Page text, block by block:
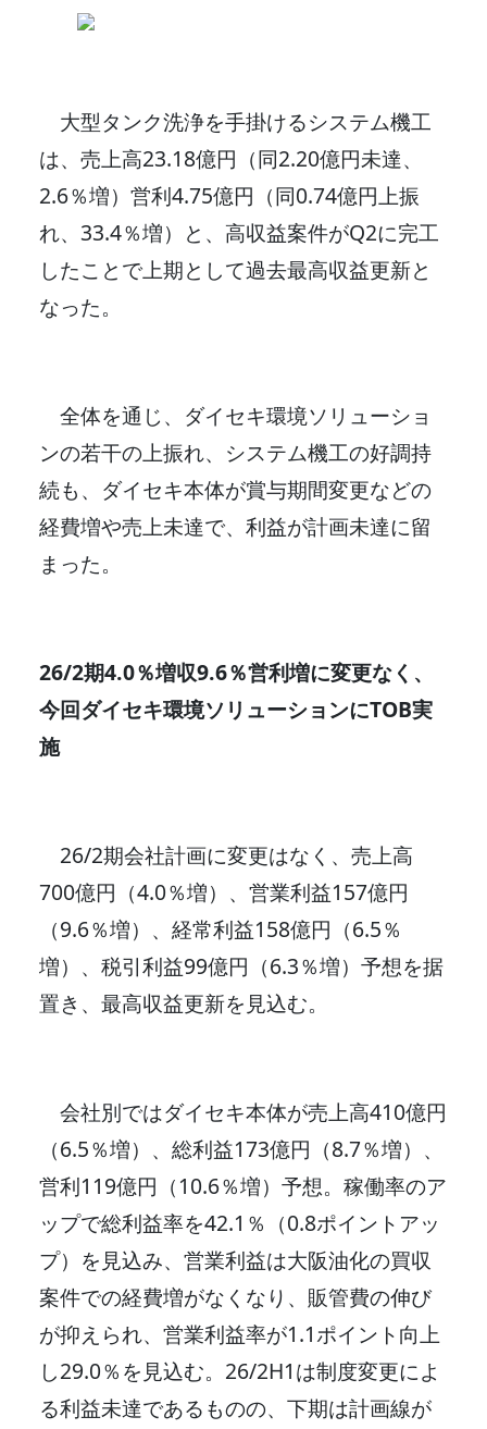
大型タンク洗浄を手掛けるシステム機工
は、売上高23.18億円（同2.20億円未達、
2.6％増）営利4.75億円（同0.74億円上振
れ、33.4％増）と、高収益案件がQ2に完工
したことで上期として過去最高収益更新と
なった。
全体を通じ、ダイセキ環境ソリューショ
ンの若干の上振れ、システム機工の好調持
続も、ダイセキ本体が賞与期間変更などの
経費増や売上未達で、利益が計画未達に留
まった。
26/2期4.0％増収9.6％営利増に変更なく、
今回ダイセキ環境ソリューションにTOB実
施
26/2期会社計画に変更はなく、売上高
700億円（4.0％増）、営業利益157億円
（9.6％増）、経常利益158億円（6.5％
増）、税引利益99億円（6.3％増）予想を据
置き、最高収益更新を見込む。
会社別ではダイセキ本体が売上高410億円
（6.5％増）、総利益173億円（8.7％増）、
営利119億円（10.6％増）予想。稼働率のア
ップで総利益率を42.1％（0.8ポイントアッ
プ）を見込み、営業利益は大阪油化の買収
案件での経費増がなくなり、販管費の伸び
が抑えられ、営業利益率が1.1ポイント向上
し29.0％を見込む。26/2H1は制度変更によ
る利益未達であるものの、下期は計画線が